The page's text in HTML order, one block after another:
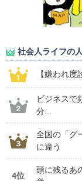
社会人ライフの
【嫌われ
ビジネスで
分...
全国の「グ
に違う
4位
頭に残るあ